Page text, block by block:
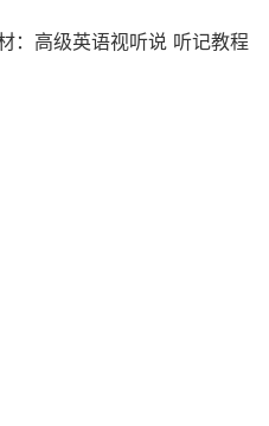
：高级英语视听说 听记教程